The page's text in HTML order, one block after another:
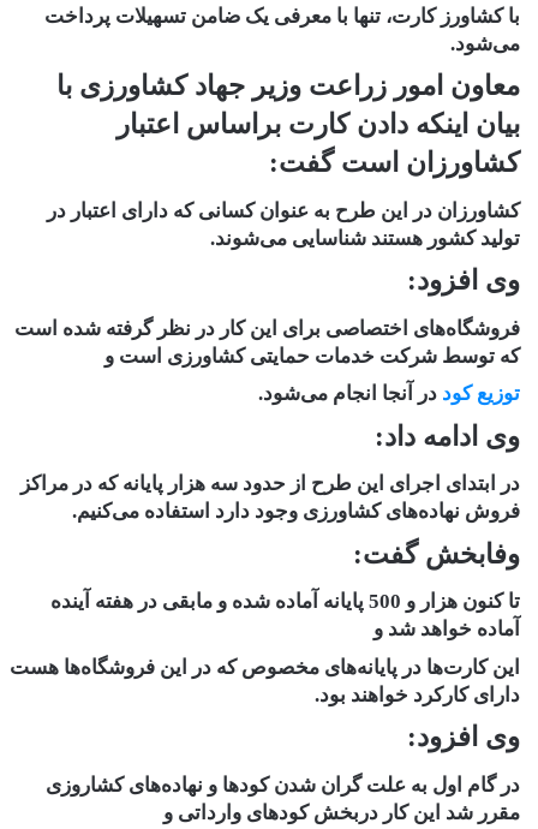
با کشاورز کارت، تنها با معرفی یک ضامن تسهیلات پرداخت
می‌شود.
معاون امور زراعت وزیر جهاد کشاورزی با
بیان اینکه دادن کارت براساس اعتبار
کشاورزان است گفت:
کشاورزان در این طرح به عنوان کسانی که دارای اعتبار در
تولید کشور هستند شناسایی می‌شوند.
وی افزود:
فروشگاه‌های اختصاصی برای این کار در نظر گرفته شده است
که توسط شرکت خدمات حمایتی کشاورزی است و
توزیع کود در آنجا انجام می‌شود.
وی ادامه داد:
در ابتدای اجرای این طرح از حدود سه هزار پایانه که در مراکز
فروش نهاده‌های کشاورزی وجود دارد استفاده می‌کنیم.
وفابخش گفت:
تا کنون هزار و 500 پایانه آماده شده و مابقی در هفته آینده
آماده خواهد شد و
این کارت‌ها در پایانه‌های مخصوص که در این فروشگاه‌ها هست
دارای کارکرد خواهند بود.
وی افزود:
در گام اول به علت گران شدن کود‌ها و نهاده‌های کشاروزی
مقرر شد این کار دربخش کود‌های وارداتی و